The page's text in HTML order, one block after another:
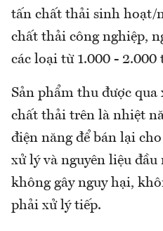
tấn chất thải sinh hoạt/
chất thải công nghiệp,
các loại từ 1.000 - 2.000
Sản phẩm thu được qua
chất thải trên là nhiệt
điện năng để bán lại
xử lý và nguyên liệu
không gây nguy hại,
phải xử lý tiếp.